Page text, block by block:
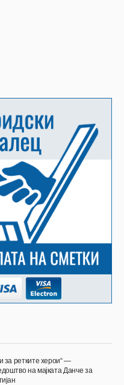
за ретките херои“ —
на мајката Данче за